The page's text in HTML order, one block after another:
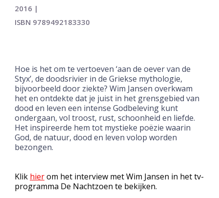
2016 |
ISBN 9789492183330
Hoe is het om te vertoeven ‘aan de oever van de
Styx’, de doodsrivier in de Griekse mythologie,
bijvoorbeeld door ziekte? Wim Jansen overkwam
het en ontdekte dat je juist in het grensgebied van
dood en leven een intense Godbeleving kunt
ondergaan, vol troost, rust, schoonheid en liefde.
Het inspireerde hem tot mystieke poëzie waarin
God, de natuur, dood en leven volop worden
bezongen.
Klik hierom het interview met Wim Jansen in het tv-
programma De Nachtzoen te bekijken.